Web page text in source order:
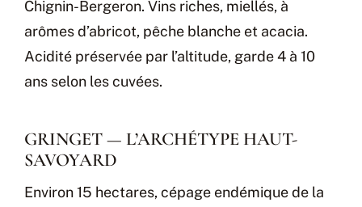
Chignin-Bergeron. Vins riches, miellés, à
arômes d’abricot, pêche blanche et acacia.
Acidité préservée par l’altitude, garde 4 à 10
ans selon les cuvées.
GRINGET — L’ARCHÉTYPE HAUT-
SAVOYARD
Environ 15 hectares, cépage endémique de la